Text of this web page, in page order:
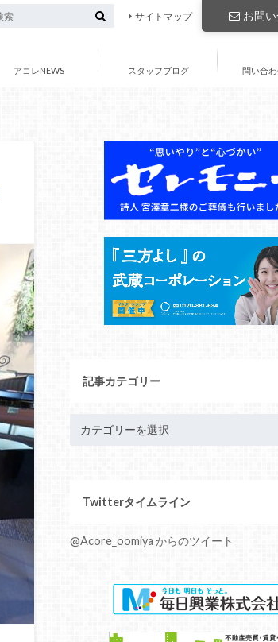
お問
サイトマップ
アコレNEWS スタッフブログ 問い合
記事カテゴリー
Twitterタイムライン
@Acore_oomiya からのツイート